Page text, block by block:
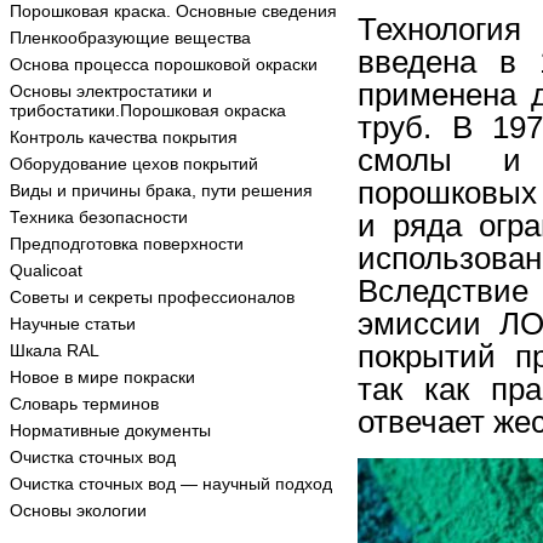
Порошковая краска. Основные сведения
Пленкообразующие вещества
Основа процесса порошковой окраски
Основы электростатики и
трибостатики.Порошковая окраска
Контроль качества покрытия
Оборудование цехов покрытий
Виды и причины брака, пути решения
Техника безопасности
Предподготовка поверхности
Qualicoat
Советы и секреты профессионалов
Научные статьи
Шкала RAL
Новое в мире покраски
Словарь терминов
Нормативные документы
Очистка сточных вод
Очистка сточных вод — научный подход
Основы экологии
введена в
применена
труб. В
смолы и
порошковых
и ряда
эмиссии
покрытий
так как
отвечает